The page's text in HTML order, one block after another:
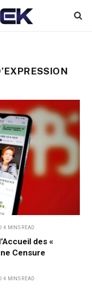
4 MINS READ
des «
Censure
4 MINS READ